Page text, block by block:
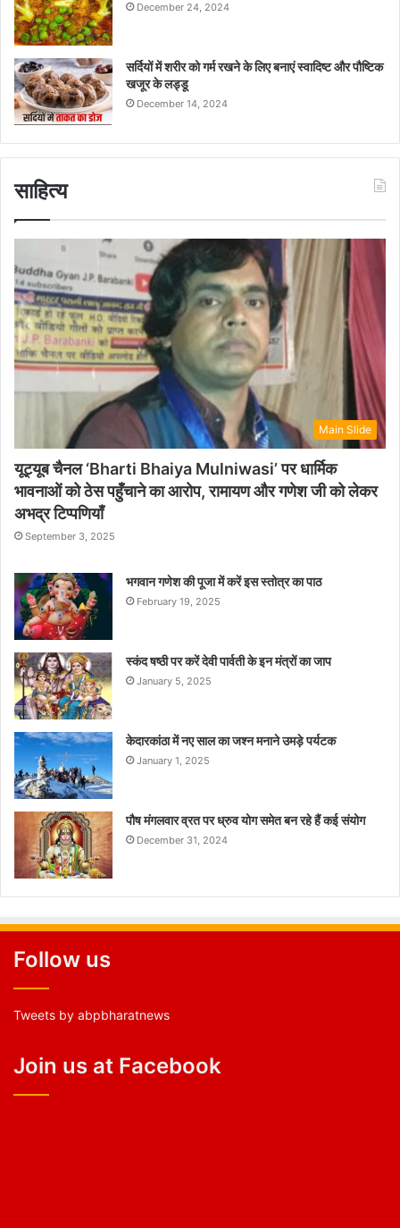
December 24, 2024
सर्दियों में शरीर को गर्म रखने के लिए बनाएं स्वादिष्ट और पौष्टिक
खजूर के लड्डू
December 14, 2024
साहित्य
Main Slide
यूट्यूब चैनल ‘Bharti Bhaiya Mulniwasi’ पर धार्मिक
भावनाओं को ठेस पहुँचाने का आरोप, रामायण और गणेश जी को लेकर
अभद्र टिप्पणियाँ
September 3, 2025
भगवान गणेश की पूजा में करें इस स्तोत्र का पाठ
February 19, 2025
स्कंद षष्ठी पर करें देवी पार्वती के इन मंत्रों का जाप
January 5, 2025
केदारकांठा में नए साल का जश्न मनाने उमड़े पर्यटक
January 1, 2025
पौष मंगलवार व्रत पर ध्रुव योग समेत बन रहे हैं कई संयोग
December 31, 2024
Follow us
Tweets by abpbharatnews
Join us at Facebook